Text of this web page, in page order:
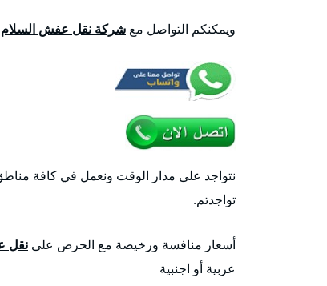
ويمكنكم التواصل مع شركة نقل عفش السلام
نتواجد على مدار الوقت ونعمل في كافة
تواجدتم.
أسعار منافسة ورخيصة مع الحرص على نقل
عربية أو اجنبية